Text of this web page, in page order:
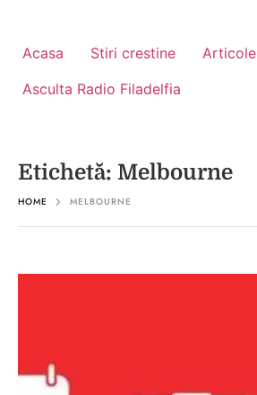
Acasa Stiri crestine Articole
Asculta Radio Filadelfia
Etichetă: Melbourne
HOME MELBOURNE